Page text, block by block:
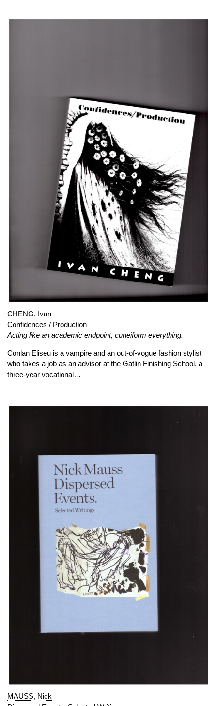
CHENG, Ivan
Confidences / Production
Acting like an academic endpoint, cuneiform everything.
Conlan Eliseu is a vampire and an out-of-vogue fashion stylist
who takes a job as an advisor at the Gatlin Finishing School, a
three-year vocational…
MAUSS, Nick